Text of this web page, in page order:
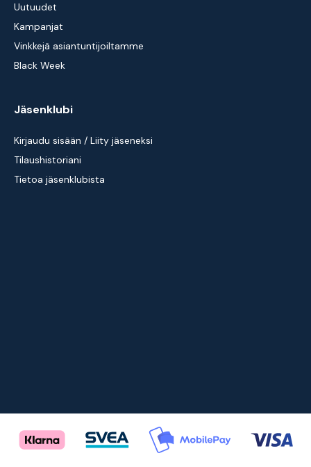
Uutuudet
Kampanjat
Vinkkejä asiantuntijoiltamme
Black Week
Jäsenklubi
Kirjaudu sisään / Liity jäseneksi
Tilaushistoriani
Tietoa jäsenklubista